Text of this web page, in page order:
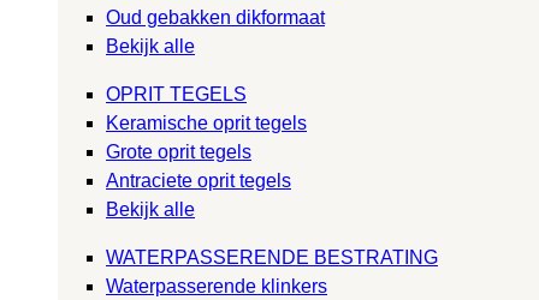
Oud gebakken dikformaat
Bekijk alle
OPRIT TEGELS
Keramische oprit tegels
Grote oprit tegels
Antraciete oprit tegels
Bekijk alle
WATERPASSERENDE BESTRATING
Waterpasserende klinkers